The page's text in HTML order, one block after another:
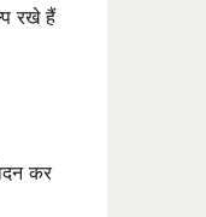
रखे हैं
कर